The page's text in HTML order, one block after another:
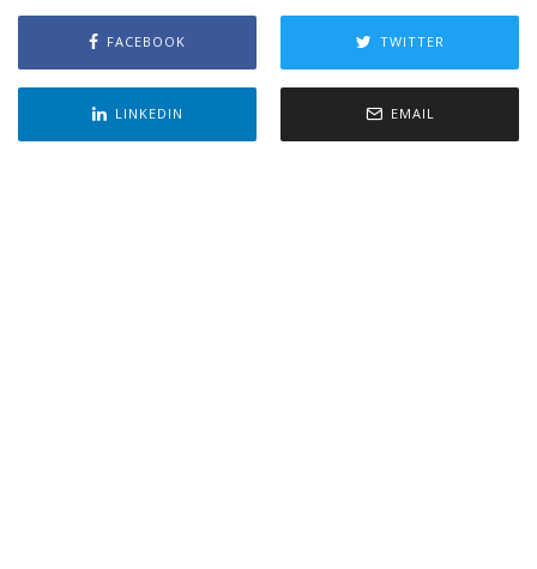
FACEBOOK TWITTER
LINKEDIN EMAIL